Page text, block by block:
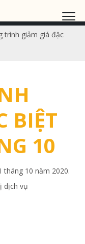
trình giảm giá đặc
BIỆT
10
tháng 10 năm 2020.
dịch vụ